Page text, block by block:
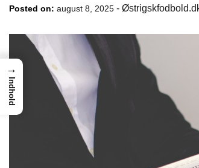
Posted on: august 8, 2025 -
→
Indhold